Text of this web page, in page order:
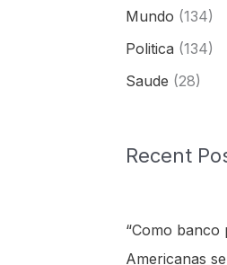
Mundo (134)
Politica (134)
Saude (28)
Recent
“Como banco
Americanas